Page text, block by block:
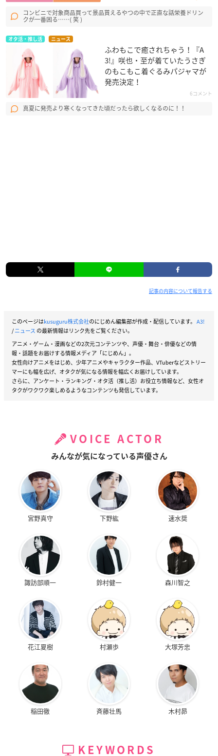
コンビニで対象商品買って景品貰えるやつの中で正直な話栄養ドリン
クが一番困る……( 笑 )
オタ活・推し活 ニュース
ふわもこで癒されちゃう！『A
3!』咲也・至が着ていたうさぎ
のもこもこ着ぐるみパジャマが
発売決定！
6コメント
真夏に発売より寒くなってきた頃だったら欲しくなるのに！！
記事の内容について報告する
このページはkusuguru株式会社のにじめん編集部が作成・配信しています。 A3!
/ニュース の最新情報はリンク先をご覧ください。
アニメ・ゲーム・漫画などの2次元コンテンツや、声優・舞台・俳優などの情
報・話題をお届けする情報メディア「にじめん」。
女性向けアニメをはじめ、少年アニメやキャラクター作品、VTuberなどストリー
マーにも幅を広げ、オタクが気になる情報を幅広くお届けしています。
さらに、アンケート・ランキング・オタ活（推し活）お役立ち情報など、女性オ
タクがワクワク楽しめるようなコンテンツも発信しています。
VOICE ACTOR
みんなが気になっている声優さん
宮野真守 下野紘 速水奨
諏訪部順一 鈴村健一 森川智之
花江夏樹 村瀬歩 大塚芳忠
稲田徹 斉藤壮馬 木村昴
KEYWORDS